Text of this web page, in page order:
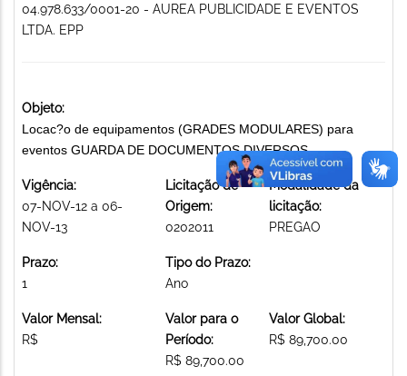
04.978.633/0001-20 - AUREA PUBLICIDADE E EVENTOS
LTDA. EPP
Objeto:
Locac?o de equipamentos (GRADES MODULARES) para
eventos GUARDA DE DOCUMENTOS DIVERSOS
Vigência:
07-NOV-12 a 06-
NOV-13
Licitação de
Origem:
0202011
Modalidade da
licitação:
PREGAO
Prazo:
1
Tipo do Prazo:
Ano
Valor Mensal:
R$
Valor para o
Período:
R$ 89,700.00
Valor Global:
R$ 89,700.00